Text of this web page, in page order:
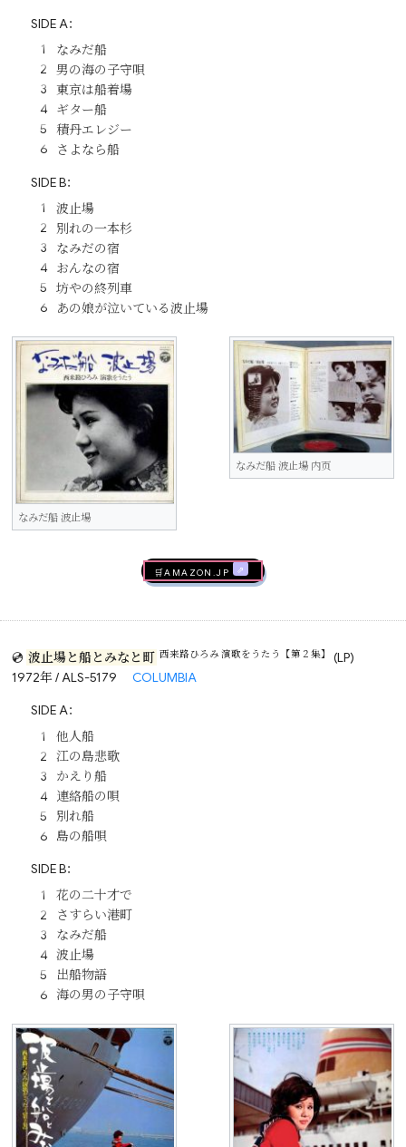
SIDE A：
なみだ船
男の海の子守唄
東京は船着場
ギター船
積丹エレジー
さよなら船
SIDE B：
波止場
別れの一本杉
なみだの宿
おんなの宿
坊やの終列車
あの娘が泣いている波止場
なみだ船 波止場
なみだ船 波止場 内页
🛒AMAZON.jp
💿 波止場と船とみなと町 西来路ひろみ 演歌をうたう【第２集】
(LP)
1972年 / ALS-5179
COLUMBIA
SIDE A：
他人船
江の島悲歌
かえり船
連絡船の唄
別れ船
島の船唄
SIDE B：
花の二十才で
さすらい港町
なみだ船
波止場
出船物語
海の男の子守唄